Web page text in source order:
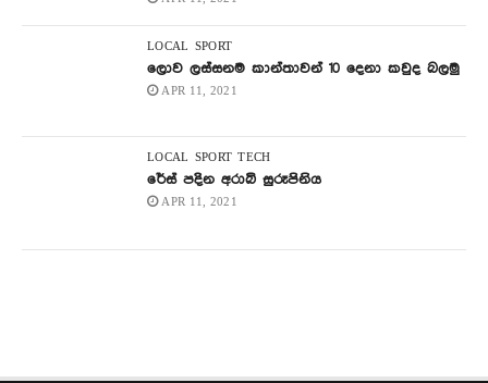
LOCAL SPORT
ලොව ලස්සනම කාන්තාවන් 10 දෙනා කවුද බලමු
APR 11, 2021
LOCAL SPORT TECH
රේස් පදින අරාබි සුරූපිනිය
APR 11, 2021